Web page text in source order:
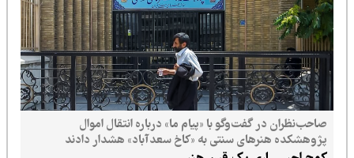
صاحب‌نظران در گفت‌وگو با «پیام ما» درباره انتقال اموال
پژوهشکده هنرهای سنتی به «کاخ سعدآباد» هشدار دادند